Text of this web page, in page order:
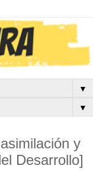
▼
▼
y
Desarrollo]